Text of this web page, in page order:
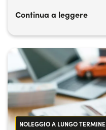
Continua a leggere
NOLEGGIO A LUNGO TERMINE